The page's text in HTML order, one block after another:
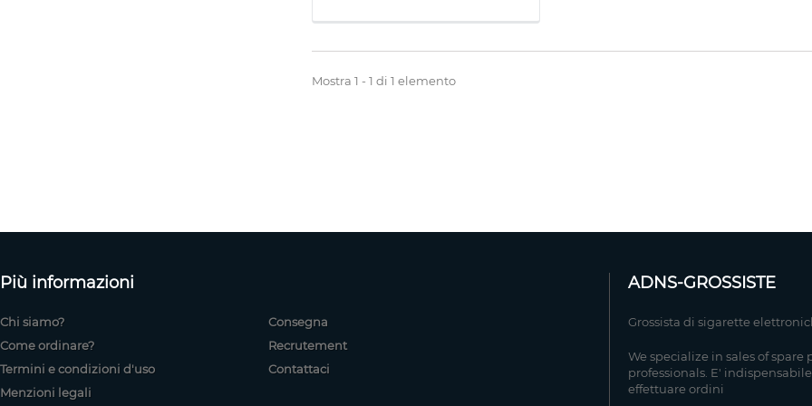
Mostra 1 - 1 di 1 elemento
Più informazioni
Chi siamo?
Come ordinare?
Termini e condizioni d'uso
Menzioni legali
Consegna
Recrutement
Contattaci
ADNS-GROSSISTE
Grossista di sigarette
We specialize in sales of
professionals. E'
effettuare ordini